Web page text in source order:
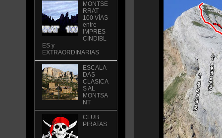
MONTSE
RRAT
100 VÍAS
entre
IMPRES
CINDIBL
ES y
EXTRAORDINARIAS
ESCALA
DAS
CLASICA
S AL
MONTSA
NT
CLUB
PIRATAS